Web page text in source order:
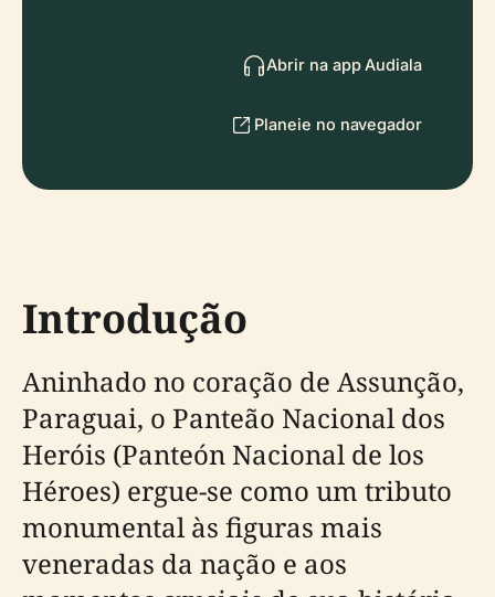
Abrir na app Audiala
Planeie no navegador
Introdução
Aninhado no coração de Assunção,
Paraguai, o Panteão Nacional dos
Heróis (Panteón Nacional de los
Héroes) ergue-se como um tributo
monumental às figuras mais
veneradas da nação e aos